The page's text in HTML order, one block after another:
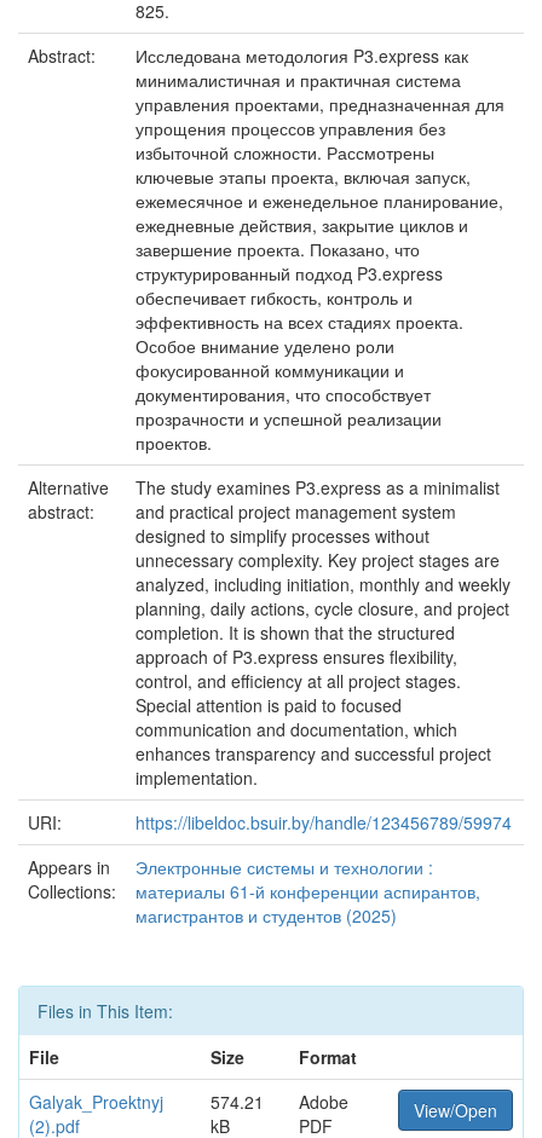
825.
Abstract:
Исследована методология P3.express как
минималистичная и практичная система
управления проектами, предназначенная для
упрощения процессов управления без
избыточной сложности. Рассмотрены
ключевые этапы проекта, включая запуск,
ежемесячное и еженедельное планирование,
ежедневные действия, закрытие циклов и
завершение проекта. Показано, что
структурированный подход P3.express
обеспечивает гибкость, контроль и
эффективность на всех стадиях проекта.
Особое внимание уделено роли
фокусированной коммуникации и
документирования, что способствует
прозрачности и успешной реализации
проектов.
Alternative
abstract:
The study examines P3.express as a minimalist
and practical project management system
designed to simplify processes without
unnecessary complexity. Key project stages are
analyzed, including initiation, monthly and weekly
planning, daily actions, cycle closure, and project
completion. It is shown that the structured
approach of P3.express ensures flexibility,
control, and efficiency at all project stages.
Special attention is paid to focused
communication and documentation, which
enhances transparency and successful project
implementation.
URI:
https://libeldoc.bsuir.by/handle/123456789/59974
Appears in
Collections:
Электронные системы и технологии :
материалы 61-й конференции аспирантов,
магистрантов и студентов (2025)
Files in This Item:
File
Size
Format
Galyak_Proektnyj
(2).pdf
574.21
kB
Adobe
PDF
View/Open